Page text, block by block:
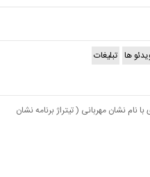
ها تبلیغات
نشان مهربانی ( تیتراژ برنامه نشان